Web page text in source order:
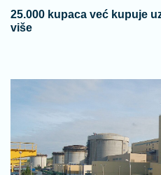
25.000 kupaca već kupuje
više